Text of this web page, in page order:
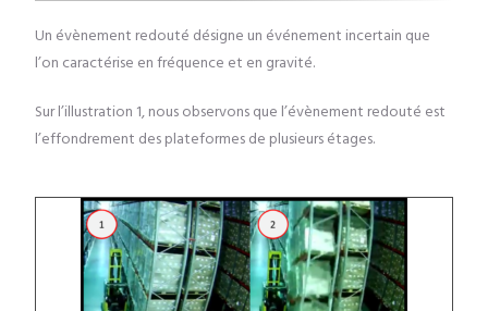
Un évènement redouté désigne un événement incertain que
l’on caractérise en fréquence et en gravité.
Sur l’illustration 1, nous observons que l’évènement redouté est
l’effondrement des plateformes de plusieurs étages.